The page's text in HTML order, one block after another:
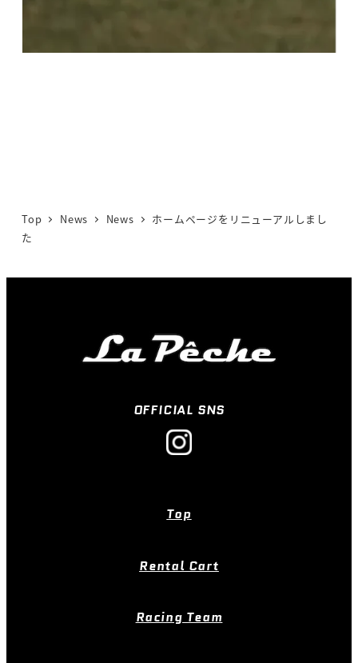
Top News News
ホームページをリニューアルしまし
た
OFFICIAL SNS
Top
Rental Cart
Racing Team